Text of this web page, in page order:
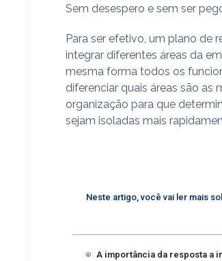
Sem desespero e sem ser
Para ser efetivo, um plano de
integrar diferentes áreas da
mesma forma todos os
diferenciar quais áreas são as
organização para que
sejam isoladas mais
Neste artigo, você vai ler mais
A importância da resposta a